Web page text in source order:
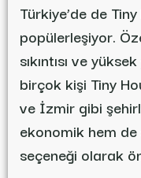
Türkiye’de de
popülerleşiyor.
sıkıntısı ve
birçok kişi Tiny
ve İzmir gibi
ekonomik hem
seçeneği olarak